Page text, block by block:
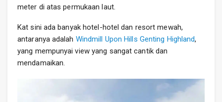
meter di atas permukaan laut.
Kat sini ada banyak hotel-hotel dan resort mewah,
antaranya adalah Windmill Upon Hills Genting Highland,
yang mempunyai view yang sangat cantik dan
mendamaikan.